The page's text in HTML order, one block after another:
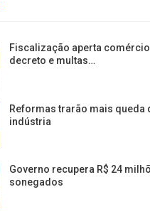
Fiscalização aperta
decreto e multas…
Reformas trarão mais queda
indústria
Governo recupera R$ 24
sonegados